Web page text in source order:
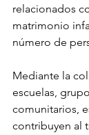
relacionados
matrimonio
número de
Mediante la
escuelas,
comunitarios,
contribuyen al